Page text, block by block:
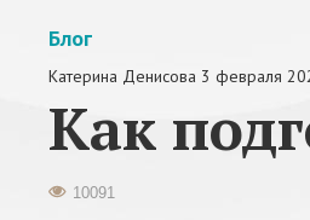
Блог
Катерина Денисова 3 февраля
​Как
10091